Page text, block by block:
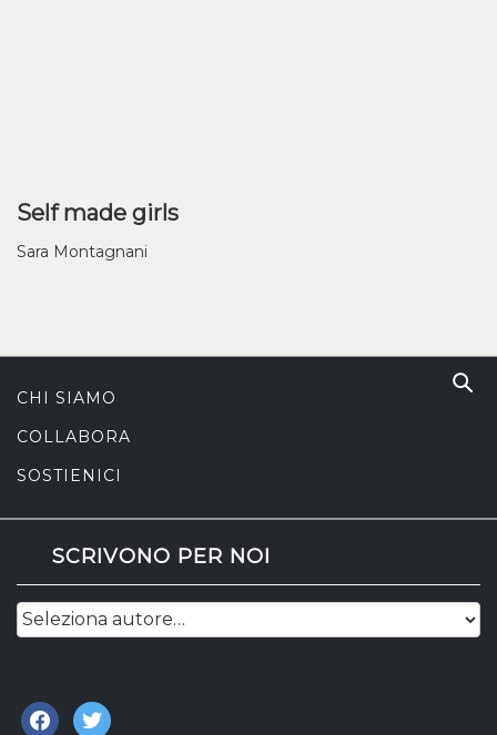
Self made girls
Sara Montagnani
CHI SIAMO
COLLABORA
SOSTIENICI
SCRIVONO PER NOI
facebook
twitter